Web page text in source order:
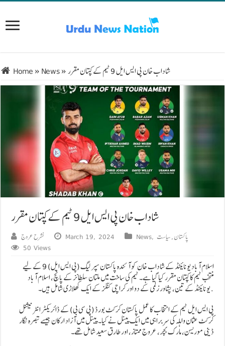
Home » News» شاداب خان پی ایس ایل 9 ٹیم کے کپتان مقرر
شاداب خان پی ایس ایل 9 ٹیم کے کپتان مقرر
نشرح عروج March 19, 2024 News, پاکستان,سیاست
50 Views
اسلام آباد یونائیٹڈ کے شاداب خان کو آئندہ پاکستان سپر لیگ (پی ایس ایل) 9 کے لیے
منتخب ٹیم کا کپتان مقرر کیا گیا ہے۔ ٹیم کی ساخت میں ملتان سلطانز کے پانچ، اسلام آباد
یونائیٹڈ کے تین، پشاور زلمی کے دو اور کراچی کنگز کے ایک کھلاڑی شامل ہیں۔ .
پی ایس ایل ٹیم کے انتخاب کا عمل پاکستان کرکٹ بورڈ (پی سی بی) کے ڈائریکٹر انٹرنیشنل
کرکٹ عثمان واہلہ کی سربراہی میں ایک پینل نے کیا۔ پینل میں آزاد ارکان جیسے تبصرہ نگار
ڈینی موریسن، مارک بچر، عروج ممتاز، اور طارق سعید شامل تھے۔